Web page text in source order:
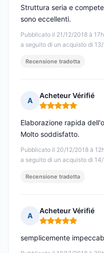
Pubblicato il 21/12/2018 à
a seguito di un acquisto di
Struttura seria e
sono eccellenti.
Recensione tradotta
A
Acheteur Vérifié
Nota: 5 su 5
Pubblicato il 20/12/2018 à
a seguito di un acquisto di
Elaborazione rapida
Molto soddisfatto.
Recensione tradotta
A
Acheteur Vérifié
Nota: 5 su 5
semplicemente